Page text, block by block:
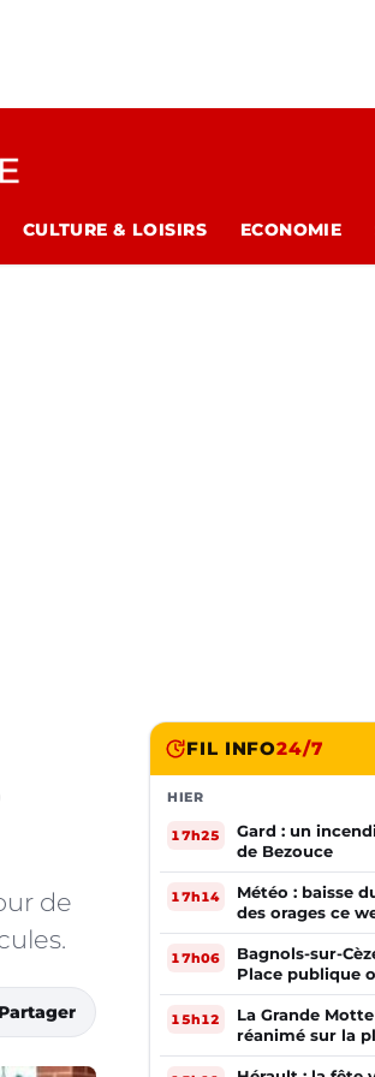
CULTURE & LOISIRS ECONOMIE
de
Partager
FIL INFO24/7
HIER
17h25
Gard : un
de Bezouce
17h14
Météo : baisse
des orages ce
frapper ?
17h06
Bagnols-sur-
Place publique
de tracter par la
15h12
La Grande
réanimé sur la